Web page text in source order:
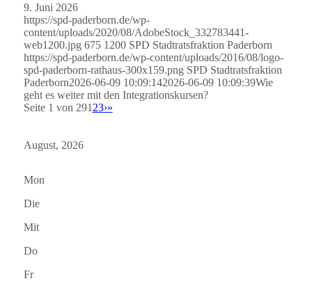
9. Juni 2026
https://spd-paderborn.de/wp-
content/uploads/2020/08/AdobeStock_332783441-
web1200.jpg 675 1200 SPD Stadtratsfraktion Paderborn
https://spd-paderborn.de/wp-content/uploads/2016/08/logo-
spd-paderborn-rathaus-300x159.png SPD Stadtratsfraktion
Paderborn2026-06-09 10:09:142026-06-09 10:09:39Wie
geht es weiter mit den Integrationskursen?
Seite 1 von 291 23›»
August, 2026
Mon
Die
Mit
Do
Fr